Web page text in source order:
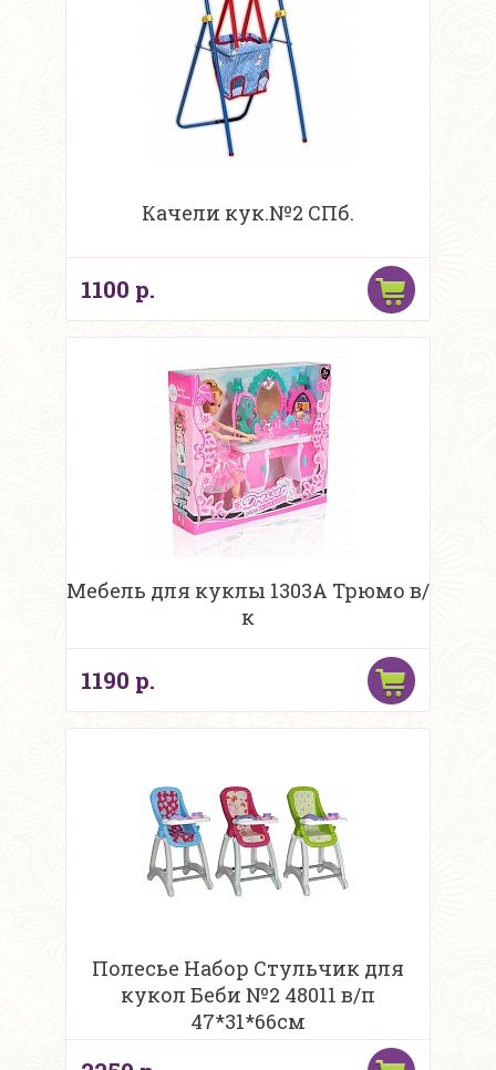
Качели кук.№2 СПб.
1100 р.
Мебель для куклы 1303А Трюмо в/
к
1190 р.
Полесье Набор Стульчик для
кукол Беби №2 48011 в/п
47*31*66см